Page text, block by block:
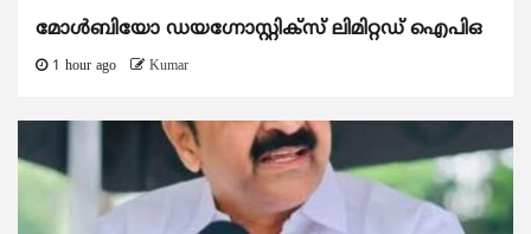
മോൾബിയോ ഡയഗ്നോസ്റ്റിക്സ് ലിമിറ്റഡ് ഐപിഒ
1 hour ago Kumar